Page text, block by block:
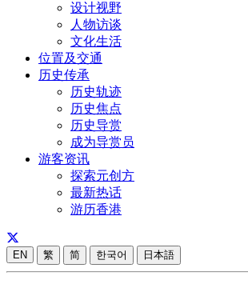
设计视野
人物访谈
文化生活
位置及交通
历史传承
历史轨迹
历史焦点
历史导赏
成为导赏员
游客资讯
探索元创方
最新热话
游历香港
EN 繁 简 한국어 日本語